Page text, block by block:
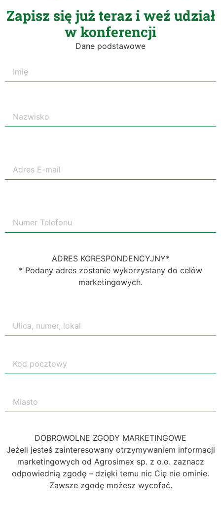
Zapisz się już teraz i weź udział
w konferencji
Dane podstawowe
ADRES KORESPONDENCYJNY*
* Podany adres zostanie wykorzystany do celów
marketingowych.
DOBROWOLNE ZGODY MARKETINGOWE
Jeżeli jesteś zainteresowany otrzymywaniem informacji
marketingowych od Agrosimex sp. z o.o. zaznacz
odpowiednią zgodę – dzięki temu nic Cię nie ominie.
Zawsze zgodę możesz wycofać.